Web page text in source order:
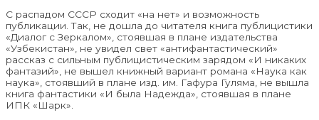
С распадом СССР сходит «на нет» и возможность
публикации. Так, не дошла до читателя книга публицистики
«Диалог с Зеркалом», стоявшая в плане издательства
«Узбекистан», не увидел свет «антифантастический»
рассказ с сильным публицистическим зарядом «И никаких
фантазий», не вышел книжный вариант романа «Наука как
наука», стоявший в плане изд. им. Гафура Гуляма, не вышла
книга фантастики «И была Надежда», стоявшая в плане
ИПК «Шарк».